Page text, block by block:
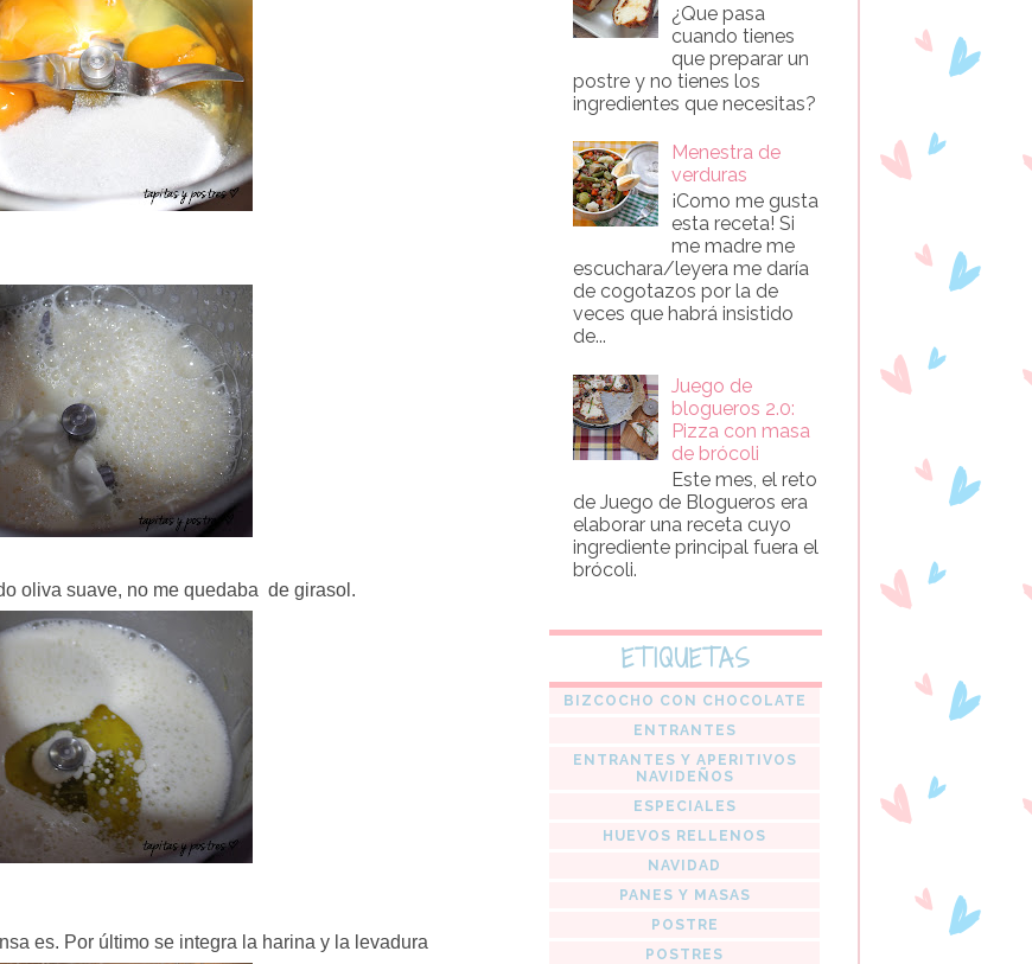
oliva suave, no me quedaba de girasol.
es. Por último se integra la harina y la levadura
¿Que pasa
cuando tienes
que preparar un
postre y no tienes los
ingredientes que necesitas?
Menestra de
verduras
¡Como me gusta
esta receta! Si
me madre me
escuchara/leyera me daría
de cogotazos por la de
veces que habrá insistido
de...
Juego de
blogueros 2.0:
Pizza con masa
de brócoli
Este mes, el reto
de Juego de Blogueros era
elaborar una receta cuyo
ingrediente principal fuera el
brócoli.
ETIQUETAS
BIZCOCHO CON CHOCOLATE
ENTRANTES
ENTRANTES Y APERITIVOS
NAVIDEÑOS
ESPECIALES
HUEVOS RELLENOS
NAVIDAD
PANES Y MASAS
POSTRE
POSTRES